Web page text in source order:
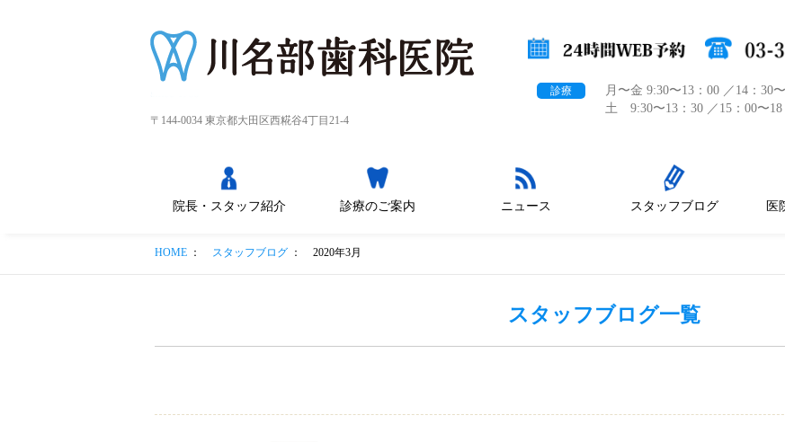
〒144-0034 東京都大田区西糀谷4丁目21-4
診療
月〜金 9:30〜13：00 ／14：30
土 9:30〜13：30 ／15：00〜18
院長・スタッフ紹介 診療のご案内
痛みの少ない治
ニュース スタッフブログ 医
HOME ： スタッフブログ ： 2020年3月
スタッフブログ一覧